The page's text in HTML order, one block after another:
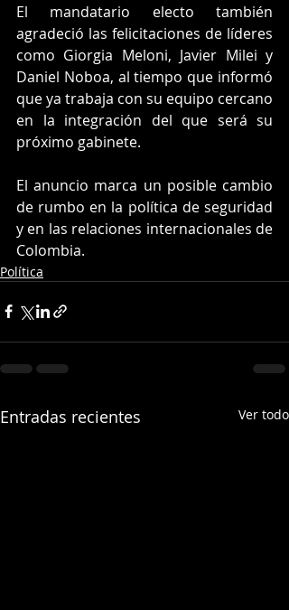
El mandatario electo también
agradeció las felicitaciones de líderes
como Giorgia Meloni, Javier Milei y
Daniel Noboa, al tiempo que informó
que ya trabaja con su equipo cercano
en la integración del que será su
próximo gabinete.
El anuncio marca un posible cambio
de rumbo en la política de seguridad
y en las relaciones internacionales de
Colombia.
Política
Entradas recientes Ver todo